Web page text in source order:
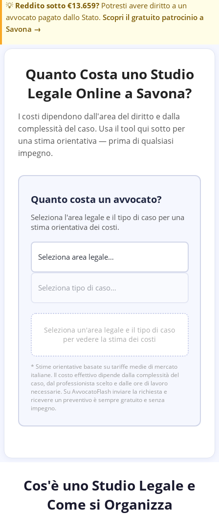
💡 Reddito sotto €13.659? Potresti avere diritto a un
avvocato pagato dallo Stato. Scopri il gratuito patrocinio a
Savona →
Quanto Costa uno Studio
Legale Online a Savona?
I costi dipendono dall'area del diritto e dalla
complessità del caso. Usa il tool qui sotto per
una stima orientativa — prima di qualsiasi
impegno.
Quanto costa un avvocato?
Seleziona l'area legale e il tipo di caso per una
stima orientativa dei costi.
Seleziona un'area legale e il tipo di caso
per vedere la stima dei costi
* Stime orientative basate su tariffe medie di mercato
italiane. Il costo effettivo dipende dalla complessità del
caso, dal professionista scelto e dalle ore di lavoro
necessarie. Su AvvocatoFlash inviare la richiesta e
ricevere un preventivo è sempre gratuito e senza
impegno.
Cos'è uno Studio Legale e
Come si Organizza